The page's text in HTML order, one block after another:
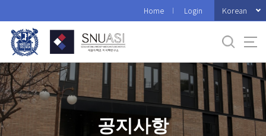
로
메
뉴
Home Login Korean
공지사항